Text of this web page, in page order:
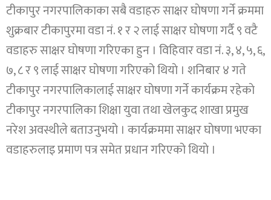
टीकापुर नगरपालिकाका सबै वडाहरु साक्षर घाेषणा गर्ने क्रममा
शुक्रबार टीकापुरमा वडा नं. १ र २ लाई साक्षर घाेषणा गर्दै ९ वटै
वडाहरु साक्षर घाेषणा गरिएका हुन । विहिवार वडा नं. ३, ४, ५, ६,
७, ८ र ९ लाई साक्षर घाेषणा गरिएको थियाे । शनिबार ४ गते
टीकापुर नगरपालिकालाई साक्षर घाेषणा गर्ने कार्यक्रम रहेकाे
टीकापुर नगरपालिका शिक्षा युवा तथा खेलकुद शाखा प्रमुख
नरेश अवस्थीले बताउनुभयो । कार्यक्रममा साक्षर घाेषणा भएका
वडाहरुलाइ प्रमाण पत्र समेत प्रधान गरिएको थियाे ।